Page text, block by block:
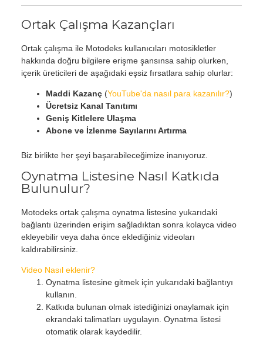
Ortak Çalışma Kazançları
Ortak çalışma ile Motodeks kullanıcıları motosikletler
hakkında doğru bilgilere erişme şansınsa sahip olurken,
içerik üreticileri de aşağıdaki eşsiz fırsatlara sahip olurlar:
Maddi Kazanç(YouTube'da nasıl para kazanılır?)
Ücretsiz Kanal Tanıtımı
Geniş Kitlelere Ulaşma
Abone ve İzlenme Sayılarını Artırma
Biz birlikte her şeyi başarabileceğimize inanıyoruz.
Oynatma Listesine Nasıl Katkıda
Bulunulur?
Motodeks ortak çalışma oynatma listesine yukarıdaki
bağlantı üzerinden erişim sağladıktan sonra kolayca video
ekleyebilir veya daha önce eklediğiniz videoları
kaldırabilirsiniz.
Video Nasıl eklenir?
Oynatma listesine gitmek için yukarıdaki bağlantıyı
kullanın.
Katkıda bulunan olmak istediğinizi onaylamak için
ekrandaki talimatları uygulayın. Oynatma listesi
otomatik olarak kaydedilir.